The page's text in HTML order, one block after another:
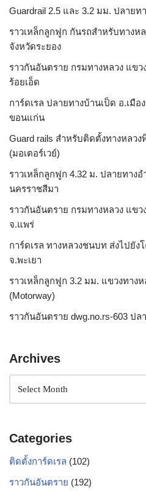
Guardrail 2.5 และ 3.2 มม. ปลายท
ราวเหล็กลูกฟูก กันรถสําหรับทางห
จังหวัดระยอง
ราวกันอันตราย กรมทางหลวง แขว
ร้อยเอ็ด
การ์ดเรล ปลายทางบ้านเป็ด อ.เมื
ขอนแก่น
Guard rails สำหรับติดตั้งทางหลวง
(มอเตอร์เวย์)
ราวเหล็กลูกฟูก 4.32 ม. ปลายทาง
นครราชสีมา
ราวกันอันตราย กรมทางหลวง แขว
จ.แพร่
การ์ดเรล ทางหลวงชนบท ส่งไปยัง
จ.พะเยา
ราวเหล็กลูกฟูก 3.2 มม. แขวงทางห
(Motorway)
ราวกันอันตราย dwg.no.rs-603 ป
Archives
Categories
ติดตั้งการ์ดเรล (102)
ราวกันอันตราย (192)